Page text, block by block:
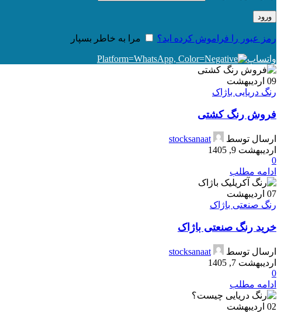
ورود
رمز عبور را فراموش کرده اید؟ مرا به خاطر بسپار
واتساپ
09 اردیبهشت
رنگ دریایی باژاک
فروش رنگ کشتی
ارسال توسط
stocksanaat
اردیبهشت 9, 1405
0
ادامه مطلب
07 اردیبهشت
رنگ صنعتی باژاک
خرید رنگ صنعتی باژاک
ارسال توسط
stocksanaat
اردیبهشت 7, 1405
0
ادامه مطلب
02 اردیبهشت